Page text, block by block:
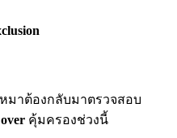
มาต้องกลับมาตรวจสอบ
คุ้มครองช่วงนี้